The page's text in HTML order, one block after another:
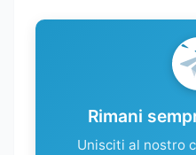
Rimani
Unisciti al nostro